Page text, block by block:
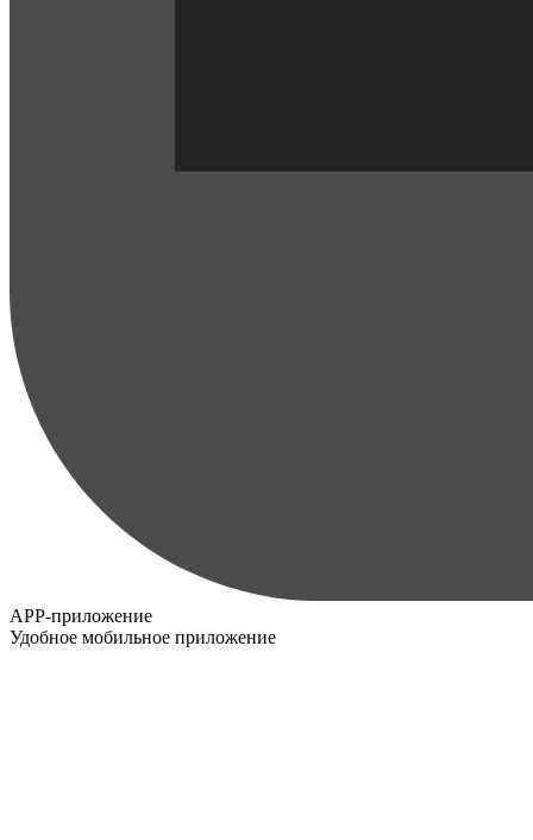
APP-приложение
Удобное мобильное приложение